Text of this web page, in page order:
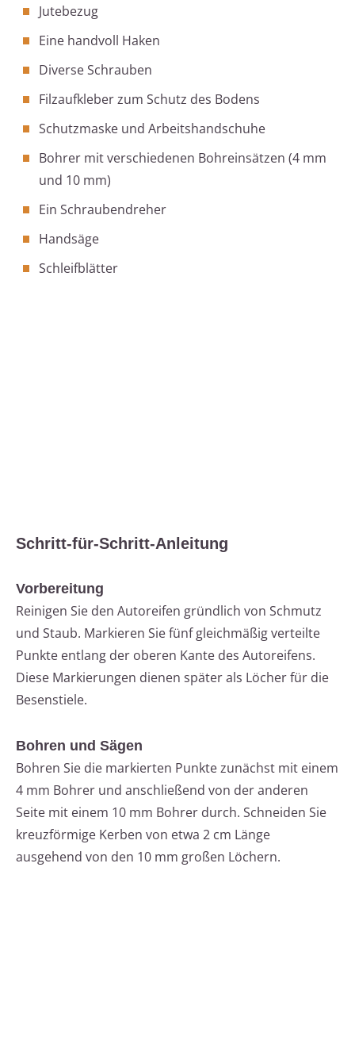
Jutebezug
Eine handvoll Haken
Diverse Schrauben
Filzaufkleber zum Schutz des Bodens
Schutzmaske und Arbeitshandschuhe
Bohrer mit verschiedenen Bohreinsätzen (4 mm
und 10 mm)
Ein Schraubendreher
Handsäge
Schleifblätter
Schritt-für-Schritt-Anleitung
Vorbereitung
Reinigen Sie den Autoreifen gründlich von Schmutz
und Staub. Markieren Sie fünf gleichmäßig verteilte
Punkte entlang der oberen Kante des Autoreifens.
Diese Markierungen dienen später als Löcher für die
Besenstiele.
Bohren und Sägen
Bohren Sie die markierten Punkte zunächst mit einem
4 mm Bohrer und anschließend von der anderen
Seite mit einem 10 mm Bohrer durch. Schneiden Sie
kreuzförmige Kerben von etwa 2 cm Länge
ausgehend von den 10 mm großen Löchern.